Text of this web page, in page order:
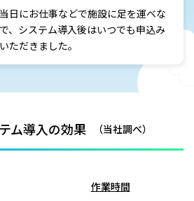
日にお仕事などで施設に足を運べな
、システム導入後はいつでも申込み
ただきました。
ム導入の効果 （当社調べ）
作業時間